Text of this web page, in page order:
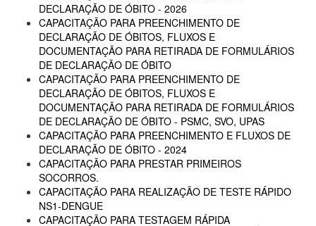
DECLARAÇÃO DE ÓBITO - 2026
CAPACITAÇÃO PARA PREENCHIMENTO DE
DECLARAÇÃO DE ÓBITOS, FLUXOS E
DOCUMENTAÇÃO PARA RETIRADA DE FORMULÁRIOS
DE DECLARAÇÃO DE ÓBITO
CAPACITAÇÃO PARA PREENCHIMENTO DE
DECLARAÇÃO DE ÓBITOS, FLUXOS E
DOCUMENTAÇÃO PARA RETIRADA DE FORMULÁRIOS
DE DECLARAÇÃO DE ÓBITO - PSMC, SVO, UPAS
CAPACITAÇÃO PARA PREENCHIMENTO E FLUXOS DE
DECLARAÇÃO DE ÓBITO - 2024
CAPACITAÇÃO PARA PRESTAR PRIMEIROS
SOCORROS.
CAPACITAÇÃO PARA REALIZAÇÃO DE TESTE RÁPIDO
NS1-DENGUE
CAPACITAÇÃO PARA TESTAGEM RÁPIDA